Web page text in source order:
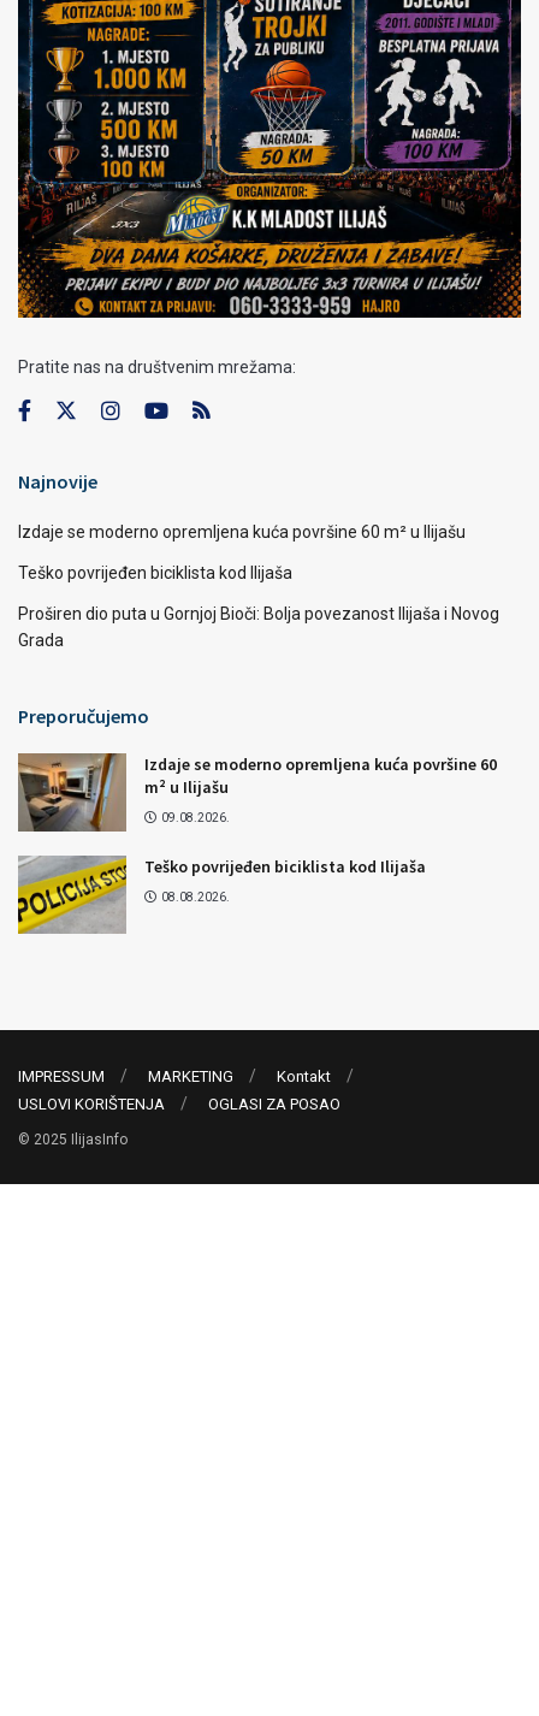
Pratite nas na društvenim mrežama:
Najnovije
Izdaje se moderno opremljena kuća površine 60 m² u Ilijašu
Teško povrijeđen biciklista kod Ilijaša
Proširen dio puta u Gornjoj Bioči: Bolja povezanost Ilijaša i Novog
Grada
Preporučujemo
Izdaje se moderno opremljena kuća površine 60
m² u Ilijašu
09.08.2026.
Teško povrijeđen biciklista kod Ilijaša
08.08.2026.
IMPRESSUM MARKETING
Kontakt
USLOVI KORIŠTENJA
OGLASI ZA POSAO
© 2025 IlijasInfo